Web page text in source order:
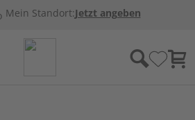
Mein Standort:Jetzt angeben